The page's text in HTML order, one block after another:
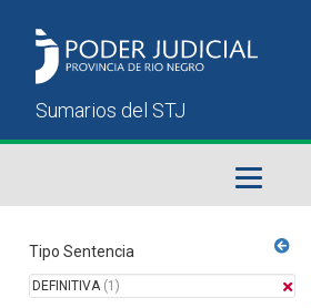
Sumarios del STJ
Tipo Sentencia
DEFINITIVA(1)